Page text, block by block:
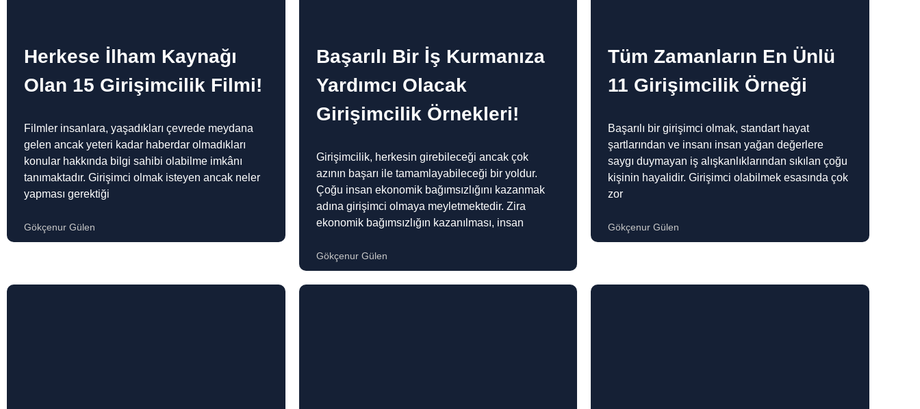
Herkese İlham Kaynağı
Olan 15 Girişimcilik Filmi!
Filmler insanlara, yaşadıkları çevrede meydana
gelen ancak yeteri kadar haberdar olmadıkları
konular hakkında bilgi sahibi olabilme imkânı
tanımaktadır. Girişimci olmak isteyen ancak neler
yapması gerektiği
Gökçenur Gülen
Başarılı Bir İş Kurmanıza
Yardımcı Olacak
Girişimcilik Örnekleri!
Girişimcilik, herkesin girebileceği ancak çok
azının başarı ile tamamlayabileceği bir yoldur.
Çoğu insan ekonomik bağımsızlığını kazanmak
adına girişimci olmaya meyletmektedir. Zira
ekonomik bağımsızlığın kazanılması, insan
Gökçenur Gülen
Tüm Zamanların En Ünlü
11 Girişimcilik Örneği
Başarılı bir girişimci olmak, standart hayat
şartlarından ve insanı insan yağan değerlere
saygı duymayan iş alışkanlıklarından sıkılan çoğu
kişinin hayalidir. Girişimci olabilmek esasında çok
zor
Gökçenur Gülen